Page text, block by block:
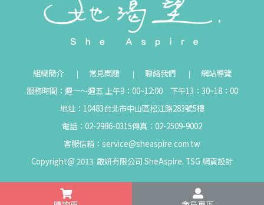
組織簡介 常見問題 聯絡我們
網站導覽
服務時間：週一～週五 上午9：00~12:00 下午13：30~18：00
地址：10483台北市中山區松江路283號5樓
電話：02-2986-0315傳真：02-2509-9002
客服信箱： service@sheaspire.com.tw
Copyright@ 2013. 啟妍有限公司 SheAspire. TSG 網頁設計